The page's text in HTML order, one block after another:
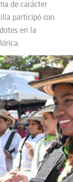
de carácter
participó con
en la